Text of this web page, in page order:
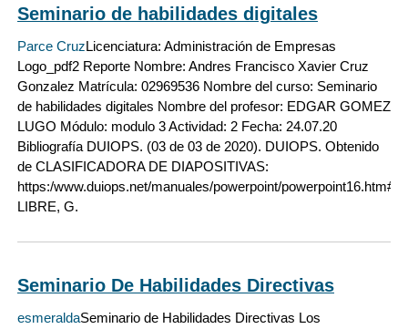
Seminario de habilidades digitales
Parce CruzLicenciatura: Administración de Empresas
Logo_pdf2 Reporte Nombre: Andres Francisco Xavier Cruz
Gonzalez Matrícula: 02969536 Nombre del curso: Seminario
de habilidades digitales Nombre del profesor: EDGAR GOMEZ
LUGO Módulo: modulo 3 Actividad: 2 Fecha: 24.07.20
Bibliografía DUIOPS. (03 de 03 de 2020). DUIOPS. Obtenido
de CLASIFICADORA DE DIAPOSITIVAS:
https:/www.duiops.net/manuales/powerpoint/
LIBRE, G.
Seminario De Habilidades Directivas
esmeraldaSeminario de Habilidades Directivas Los